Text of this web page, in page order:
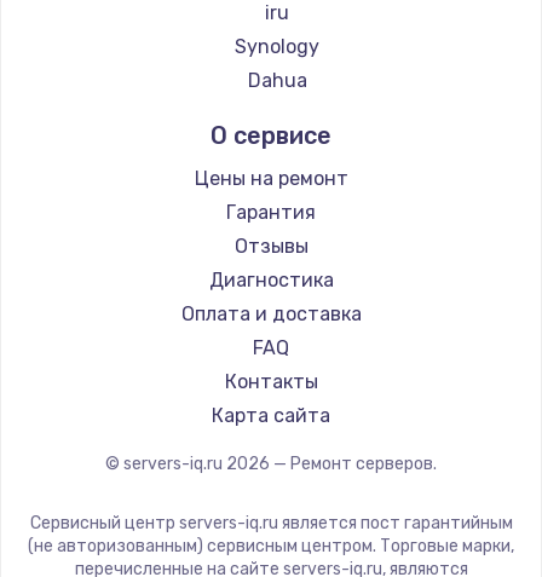
iru
Synology
Dahua
О сервисе
Цены на ремонт
Гарантия
Отзывы
Диагностика
Оплата и доставка
FAQ
Контакты
Карта сайта
© servers-iq.ru 2026 — Ремонт серверов.
Сервисный центр servers-iq.ru является пост гарантийным
(не авторизованным) сервисным центром. Торговые марки,
перечисленные на сайте servers-iq.ru, являются